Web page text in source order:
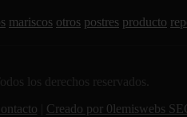
mariscos otros postres producto
los derechos reservados.
Creado por 0lemiswebs